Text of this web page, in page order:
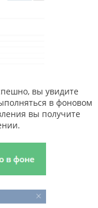
вы увидите
в фоновом
вы получите